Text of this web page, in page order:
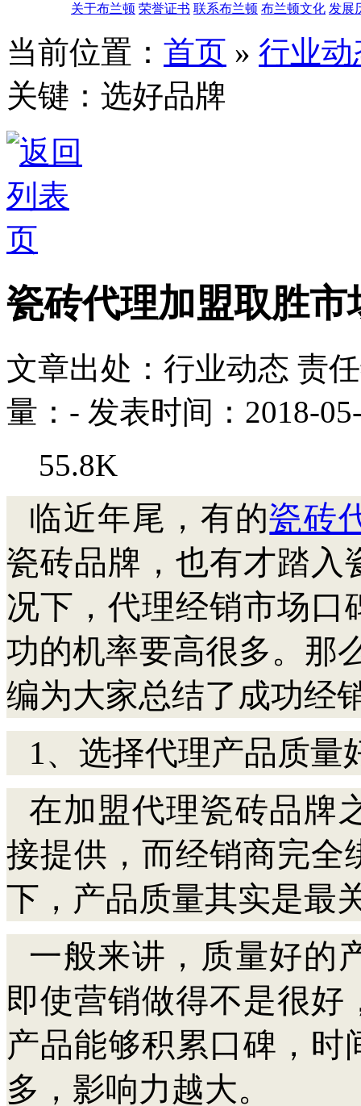
关于布兰顿 荣誉证书 联系布兰顿 布兰顿文化 发展
当前位置： 首页 » 行业动
关键：选好品牌
瓷砖代理加盟取胜
文章出处：行业动态 责
量： - 发表时间：2018-
55.8K
临近年尾，有的瓷砖
瓷砖品牌，也有才踏入
况下，代理经销市场口
功的机率要高很多。那
编为大家总结了成功经
1、选择代理产品质量
在加盟代理瓷砖品牌
接提供，而经销商完全
下，产品质量其实是最
一般来讲，质量好的
即使营销做得不是很好
产品能够积累口碑，时
多，影响力越大。